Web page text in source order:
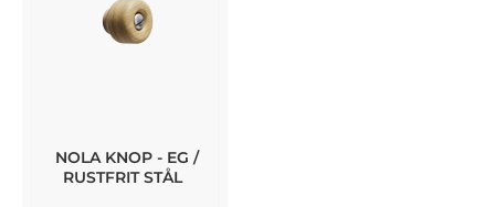
NOLA KNOP - EG /
RUSTFRIT STÅL